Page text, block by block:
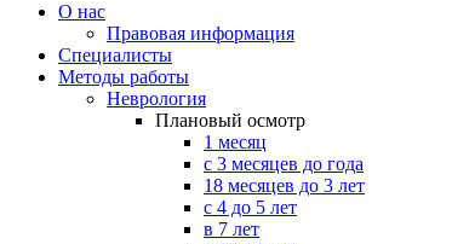
О нас
Правовая информация
Специалисты
Методы работы
Неврология
Плановый осмотр
1 месяц
с 3 месяцев до года
18 месяцев до 3 лет
с 4 до 5 лет
в 7 лет